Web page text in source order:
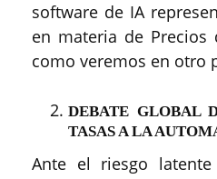
software de IA
en materia de Precios
como veremos en otro
DEBATE GLOBAL
TASAS A LA
Ante el riesgo